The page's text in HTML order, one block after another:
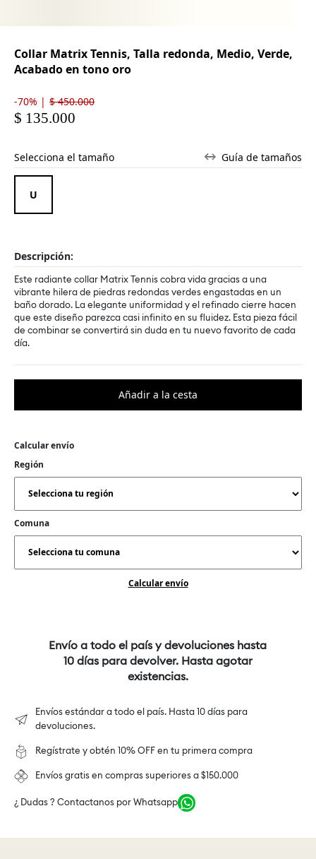
Collar Matrix Tennis, Talla redonda, Medio, Verde,
Acabado en tono oro
-70% | $ 450.000
$ 135.000
Selecciona el tamaño Guía de tamaños
Descripción:
Este radiante collar Matrix Tennis cobra vida gracias a una
vibrante hilera de piedras redondas verdes engastadas en un
baño dorado. La elegante uniformidad y el refinado cierre hacen
que este diseño parezca casi infinito en su fluidez. Esta pieza fácil
de combinar se convertirá sin duda en tu nuevo favorito de cada
día.
Calcular envío
Región
Comuna
Calcular envío
Envío a todo el país y devoluciones hasta
10 días para devolver. Hasta agotar
existencias.
Envíos estándar a todo el país. Hasta 10 días para
devoluciones.
Regístrate y obtén 10% OFF en tu primera compra
Envíos gratis en compras superiores a $150.000
¿ Dudas ? Contactanos por Whatsapp